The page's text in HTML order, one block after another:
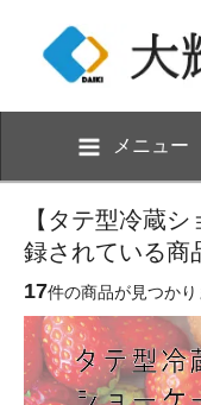
メニュー
【タテ型冷蔵
録されている商
17件の商品が見つかり